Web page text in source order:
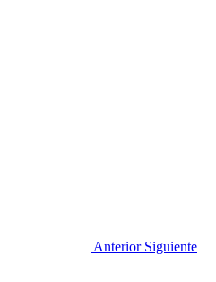
Anterior Siguiente